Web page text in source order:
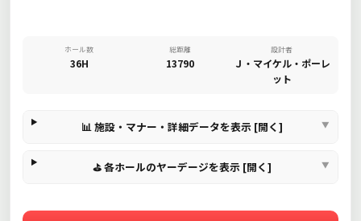
ホール数
36H
総距離
13790
設計者
Ｊ・マイケル・ポーレ
ット
📊 施設・マナー・詳細データを表示 [開く]
⛳ 各ホールのヤーデージを表示 [開く]